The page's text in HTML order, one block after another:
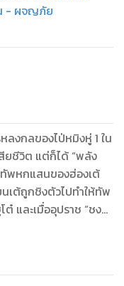
- ผจญภัย
ลงกลของไป่หมิงหู่ 1 ใน
ยชีวิต แต่ก็ได้ “พลัง
ทัพหกแสนของฮ่องเต้
เต้ถูกชิงตัวไปทำให้ทัพ
และเมื่ออุปราช “ชง
ทัพเข้ามาซ้ำอีก จึงโต้